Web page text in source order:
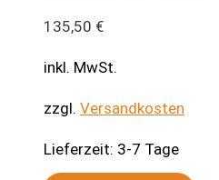
135,50 €
inkl. MwSt.
zzgl. Versandkosten
Lieferzeit: 3-7 Tage